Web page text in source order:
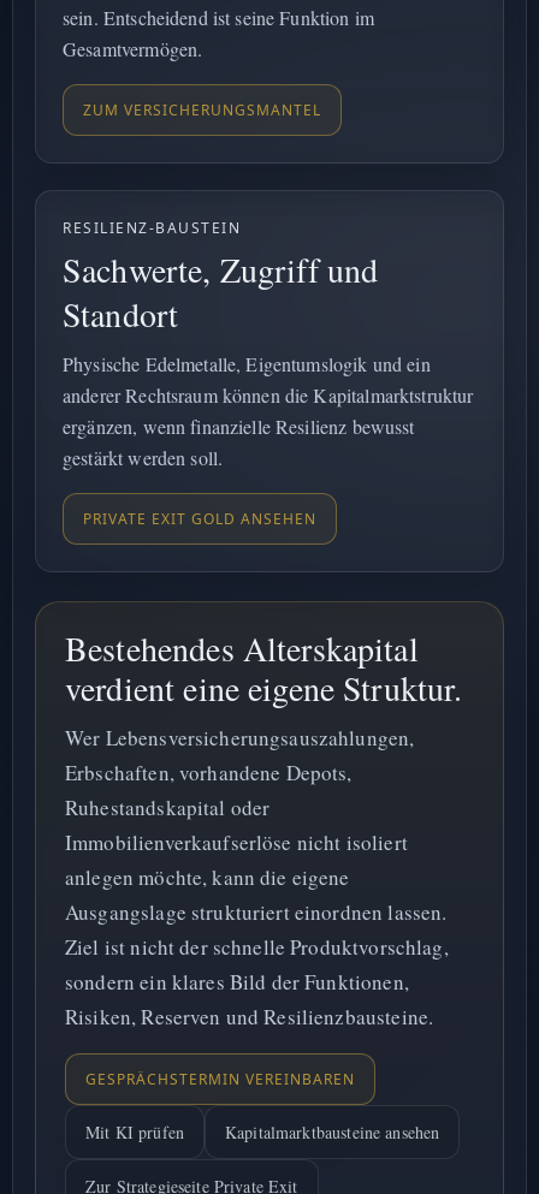
sein. Entscheidend ist seine Funktion im
Gesamtvermögen.
ZUM VERSICHERUNGSMANTEL
RESILIENZ-BAUSTEIN
Sachwerte, Zugriff und
Standort
Physische Edelmetalle, Eigentumslogik und ein
anderer Rechtsraum können die Kapitalmarktstruktur
ergänzen, wenn finanzielle Resilienz bewusst
gestärkt werden soll.
PRIVATE EXIT GOLD ANSEHEN
Bestehendes Alterskapital
verdient eine eigene Struktur.
Wer Lebensversicherungsauszahlungen,
Erbschaften, vorhandene Depots,
Ruhestandskapital oder
Immobilienverkaufserlöse nicht isoliert
anlegen möchte, kann die eigene
Ausgangslage strukturiert einordnen lassen.
Ziel ist nicht der schnelle Produktvorschlag,
sondern ein klares Bild der Funktionen,
Risiken, Reserven und Resilienzbausteine.
GESPRÄCHSTERMIN VEREINBAREN
Mit KI prüfen Kapitalmarktbausteine ansehen
Zur Strategieseite Private Exit